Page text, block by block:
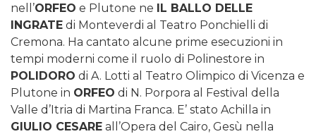
nell’ORFEO e Plutone ne IL BALLO DELLE
INGRATE di Monteverdi al Teatro Ponchielli di
Cremona. Ha cantato alcune prime esecuzioni in
tempi moderni come il ruolo di Polinestore in
POLIDORO di A. Lotti al Teatro Olimpico di Vicenza e
Plutone in ORFEO di N. Porpora al Festival della
Valle d’Itria di Martina Franca. E’ stato Achilla in
GIULIO CESARE all’Opera del Cairo, Gesù nella